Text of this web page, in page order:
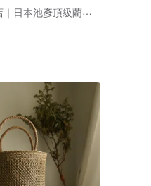
IKEHIKO專賣店｜日本池彥頂級藺草製品｜讓生活與自然更靠近